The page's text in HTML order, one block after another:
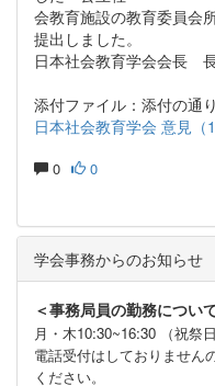
会教育施設の教育委員会
提出しました。
日本社会教育学会会長
添付ファイル：添付の通り
日本社会教育学会 意見
0 0
学会事務からのお知らせ
＜事務局員の勤務につい
月・木10:30~16:30 （祝祭
電話受付はしておりません
ください。